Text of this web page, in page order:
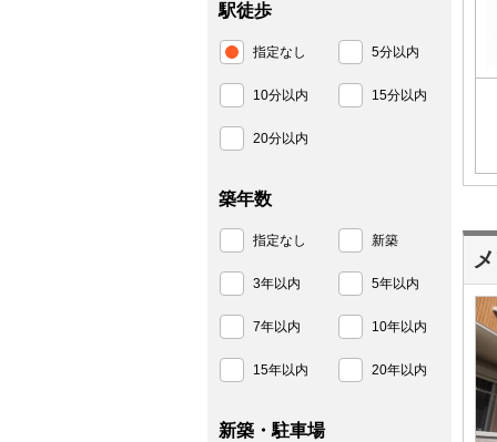
駅徒歩
指定なし 5分以内
10分以内 15分以内
20分以内
築年数
指定なし 新築
3年以内 5年以内
7年以内 10年以内
15年以内 20年以内
新築・駐車場